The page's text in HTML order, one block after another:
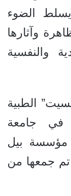
مما يسلط الضوء
وآثارها
والنفسية
الطبية
في جامعة
مؤسسة بيل
جمعها من